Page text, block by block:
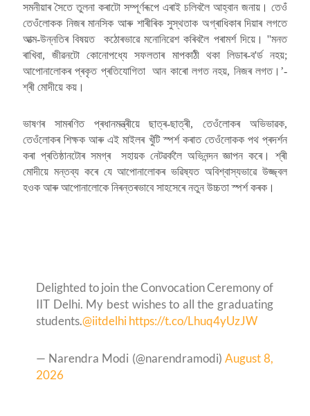
সমনীয়াৰ সৈতে তুলনা কৰাটো সম্পূৰ্ণৰূপে এৰাই চলিবলৈ আহ্বান জনায়। তেওঁ
তেওঁলোকক নিজৰ মানসিক আৰু শাৰীৰিক সুস্থতাক অগ্ৰাধিকাৰ দিয়াৰ লগতে
আত্ম-উন্নতিৰ বিষয়ত কঠোৰভাৱে মনোনিৱেশ কৰিবলৈ পৰামৰ্শ দিয়ে। ''মনত
ৰাখিবা, জীৱনটো কোনোপধ্যে সফলতাৰ মাপকাঠী থকা লিডাৰ-ব'ৰ্ড নহয়;
আপোনালোকৰ প্ৰকৃত প্ৰতিযোগিতা আন কাৰো লগত নহয়, নিজৰ লগত।’-
শ্ৰী মোদীয়ে কয়।
ভাষণৰ সামৰণিত প্ৰধানমন্ত্ৰীয়ে ছাত্ৰ-ছাত্ৰী, তেওঁলোকৰ অভিভাৱক,
তেওঁলোকৰ শিক্ষক আৰু এই মাইলৰ খুঁটি স্পৰ্শ কৰাত তেওঁলোকক পথ প্ৰদৰ্শন
কৰা প্ৰতিষ্ঠানটোৰ সমগ্ৰ সহায়ক নেটৱৰ্কলৈ অভিনন্দন জ্ঞাপন কৰে। শ্ৰী
মোদীয়ে মন্তব্য কৰে যে আপোনালোকৰ ভৱিষ্যত অবিশ্বাস্যভাৱে উজ্জ্বল
হওক আৰু আপোনালোকে নিৰন্তৰভাবে সাহসেৰে নতুন উচ্চতা স্পৰ্শ কৰক।
Delighted to join the Convocation Ceremony of
IIT Delhi. My best wishes to all the graduating
students.@iitdelhihttps://t.co/Lhuq4yUzJW
— Narendra Modi (@narendramodi) August 8,
2026